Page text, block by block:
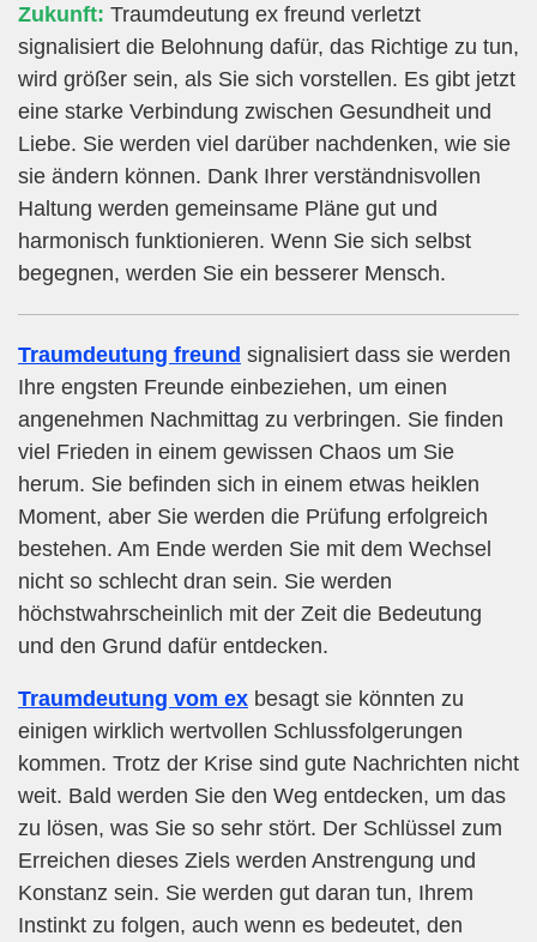
Zukunft: Traumdeutung ex freund verletzt
signalisiert die Belohnung dafür, das Richtige zu tun,
wird größer sein, als Sie sich vorstellen. Es gibt jetzt
eine starke Verbindung zwischen Gesundheit und
Liebe. Sie werden viel darüber nachdenken, wie sie
sie ändern können. Dank Ihrer verständnisvollen
Haltung werden gemeinsame Pläne gut und
harmonisch funktionieren. Wenn Sie sich selbst
begegnen, werden Sie ein besserer Mensch.
Traumdeutung freund signalisiert dass sie werden
Ihre engsten Freunde einbeziehen, um einen
angenehmen Nachmittag zu verbringen. Sie finden
viel Frieden in einem gewissen Chaos um Sie
herum. Sie befinden sich in einem etwas heiklen
Moment, aber Sie werden die Prüfung erfolgreich
bestehen. Am Ende werden Sie mit dem Wechsel
nicht so schlecht dran sein. Sie werden
höchstwahrscheinlich mit der Zeit die Bedeutung
und den Grund dafür entdecken.
Traumdeutung vom ex besagt sie könnten zu
einigen wirklich wertvollen Schlussfolgerungen
kommen. Trotz der Krise sind gute Nachrichten nicht
weit. Bald werden Sie den Weg entdecken, um das
zu lösen, was Sie so sehr stört. Der Schlüssel zum
Erreichen dieses Ziels werden Anstrengung und
Konstanz sein. Sie werden gut daran tun, Ihrem
Instinkt zu folgen, auch wenn es bedeutet, den